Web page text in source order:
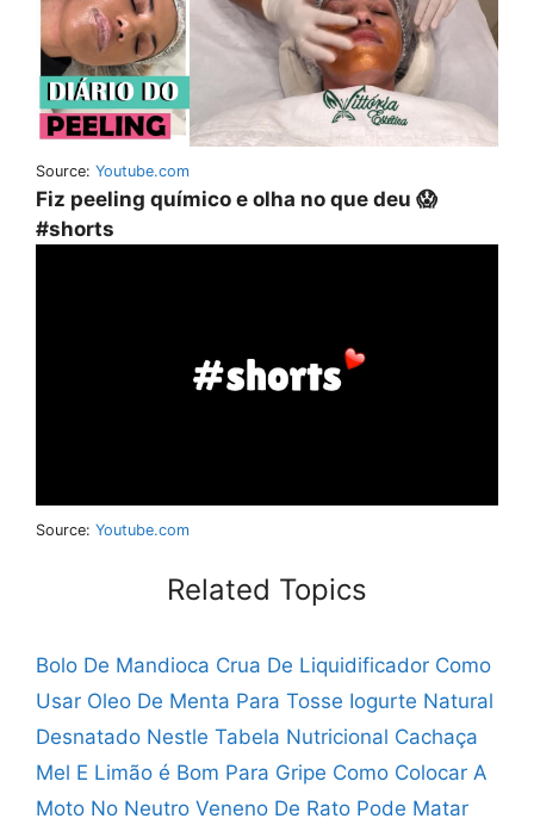
Source: Youtube.com
Fiz peeling químico e olha no que deu 😱
#shorts
Source: Youtube.com
Related Topics
Bolo De Mandioca Crua De Liquidificador Como
Usar Oleo De Menta Para Tosse Iogurte Natural
Desnatado Nestle Tabela Nutricional Cachaça
Mel E Limão é Bom Para Gripe Como Colocar A
Moto No Neutro Veneno De Rato Pode Matar